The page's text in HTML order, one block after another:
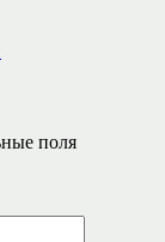
поля